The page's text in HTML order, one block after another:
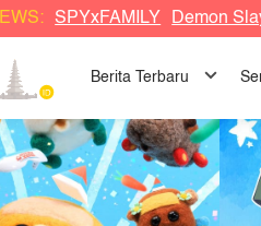
SPYxFAMILY Demon
Berita Terbaru
Baru!! Anime yang Sudah
《Pui Pui Molcar Driving